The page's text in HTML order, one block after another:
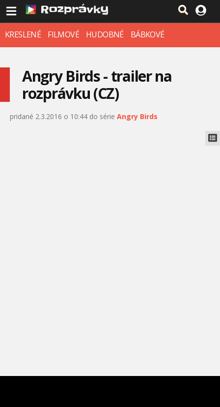
KRESLENÉ FILMOVÉ HUDOBNÉ BÁBKOVÉ
Angry Birds - trailer na
rozprávku (CZ)
pridané 2.3.2016 o 10:44 do série Angry Birds